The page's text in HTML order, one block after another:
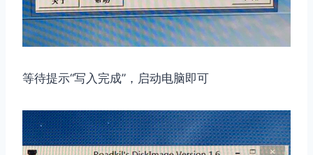
等待提示“写入完成”，启动电脑即可